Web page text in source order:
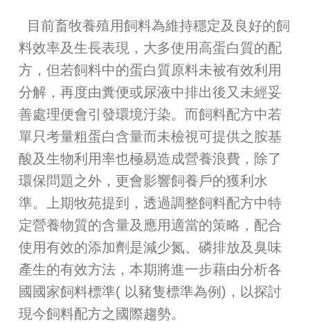
目前畜牧養殖用飼料為維持穩定及良好的飼
料效率及生長表現，大多使用高蛋白質的配
方，但若飼料中的蛋白質原料未被有效利用
分解，再度由糞便或尿液中排出後又未經妥
善處理便會引發環境汙染。而飼料配方中若
單只考量粗蛋白含量而未檢視可提供之胺基
酸及生物利用率也極易造成營養浪費，除了
環保問題之外，更會影響飼養戶的獲利水
準。上期牧苑提到，透過調整飼料配方中特
定營養物質的含量及應用適當的策略，配合
使用有效的添加劑是減少氮、磷排放及臭味
產生的有效方法，本期將進一步藉由分析各
國國家飼料標準( 以豬隻標準為例)，以探討
現今飼料配方之國際趨勢。